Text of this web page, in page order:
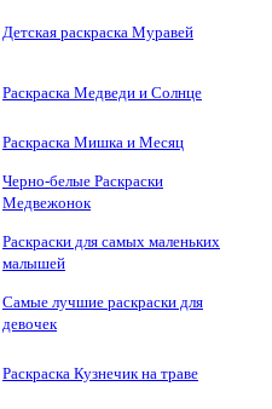
Детская раскраска Муравей
Раскраска Медведи и Солнце
Раскраска Мишка и Месяц
Черно-белые Раскраски
Медвежонок
Раскраски для самых маленьких
малышей
Самые лучшие раскраски для
девочек
Раскраска Кузнечик на траве